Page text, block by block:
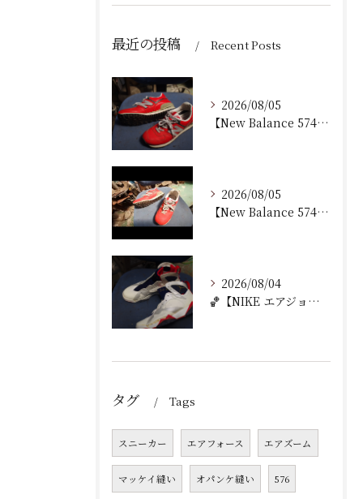
最近の投稿 Recent Posts
2026/08/05
【New Balance 574 修理｜加水分解したウェッジ...
2026/08/05
【New Balance 574 修理｜ウェッジヒール加水分...
2026/08/04
🏀【NIKE エアジョーダン7 加水分解修理｜ミッドソール交...
タグ Tags
スニーカー エアフォース エアズーム
マッケイ縫い オパンケ縫い 576